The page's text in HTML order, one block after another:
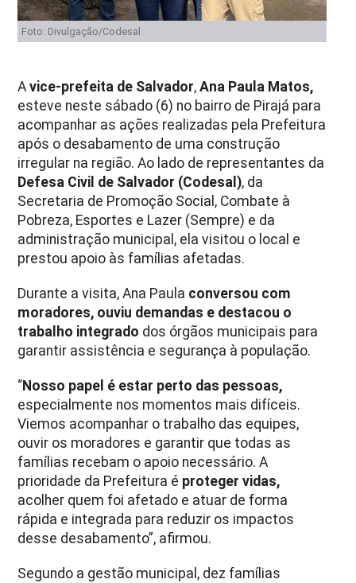
Foto: Divulgação/Codesal
Avice-prefeita de Salvador,Ana Paula Matos,
esteve neste sábado (6) no bairro de Pirajá para
acompanhar as ações realizadas pela Prefeitura
após o desabamento de uma construção
irregular na região. Ao lado de representantes da
Defesa Civil de Salvador (Codesal), da
Secretaria de Promoção Social, Combate à
Pobreza, Esportes e Lazer (Sempre) e da
administração municipal, ela visitou o local e
prestou apoio às famílias afetadas.
Durante a visita, Ana Paula conversou com
moradores, ouviu demandas e destacou o
trabalho integrado dos órgãos municipais para
garantir assistência e segurança à população.
“Nosso papel é estar perto das pessoas,
especialmente nos momentos mais difíceis.
Viemos acompanhar o trabalho das equipes,
ouvir os moradores e garantir que todas as
famílias recebam o apoio necessário. A
prioridade da Prefeitura é proteger vidas,
acolher quem foi afetado e atuar de forma
rápida e integrada para reduzir os impactos
desse desabamento”, afirmou.
Segundo a gestão municipal, dez famílias